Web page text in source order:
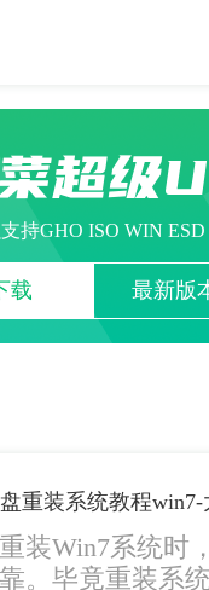
超级
持GHO ISO WIN
载 最新版
装Win7系统时
。毕竟重装系